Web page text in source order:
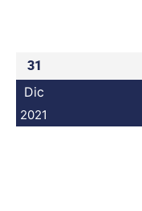
31
Dic
2021